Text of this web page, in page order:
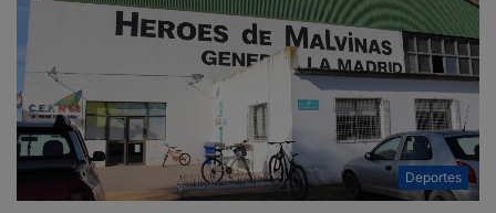
Deportes